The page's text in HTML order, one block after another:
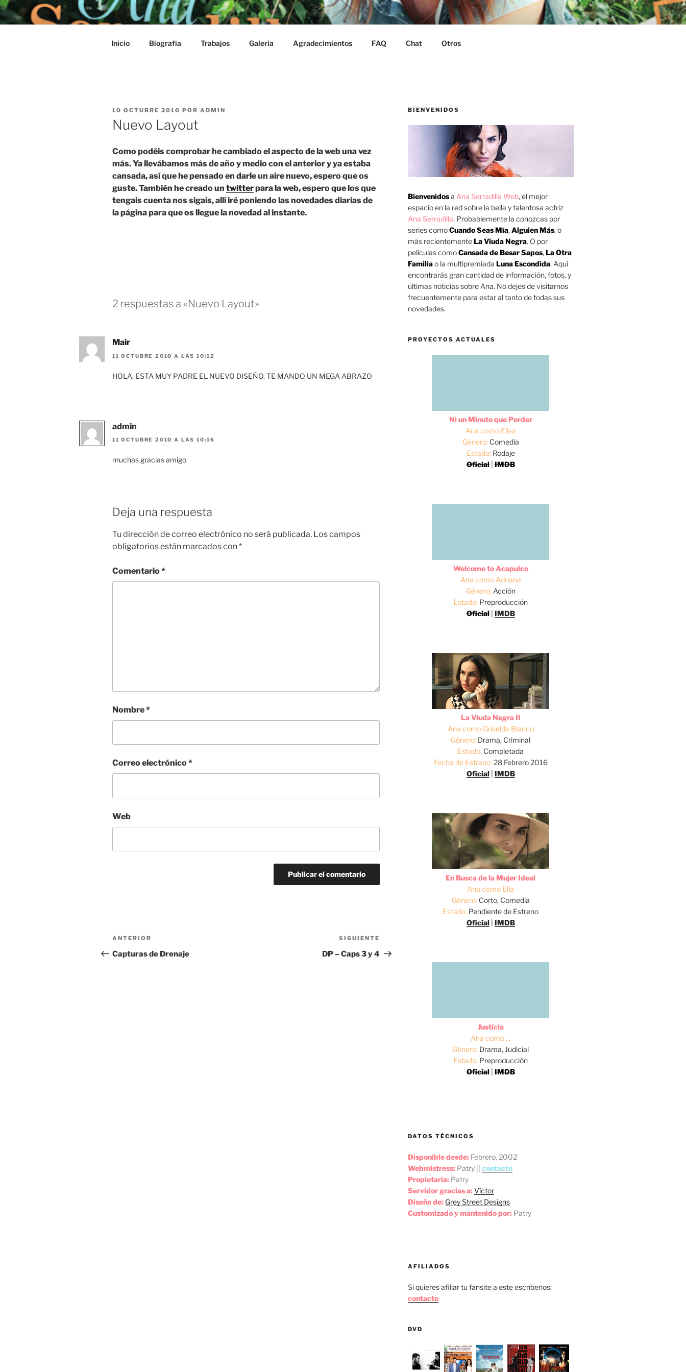
Saltar
al
Inicio Biografía Trabajos Galeria Agradecimientos FAQ Chat Otros
PUBLICADO
EL
10 OCTUBRE 2010 POR ADMIN
Nuevo Layout
Como podéis comprobar he cambiado el aspecto de la web una vez
más. Ya llevábamos más de año y medio con el anterior y ya estaba
cansada, así que he pensado en darle un aire nuevo, espero que os
guste. También he creado un twitterpara la web, espero que los que
tengais cuenta nos sigais, allí iré poniendo las novedades diarias de
la página para que os llegue la novedad al instante.
2 respuestas a «Nuevo Layout»
Mair
11 OCTUBRE 2010 A LAS 10:12
HOLA. ESTA MUY PADRE EL NUEVO DISEÑO. TE MANDO UN MEGA ABRAZO
admin
11 OCTUBRE 2010 A LAS 10:16
muchas gracias amigo
Deja una respuesta
Tu dirección de correo electrónico no será publicada. Los campos
obligatorios están marcados con*
Comentario*
Nombre*
Correo electrónico*
Web
Navegación
de
Entrada
anterior:
ANTERIOR
Capturas de Drenaje
entrada
SIGUIENTE
DP – Caps 3 y 4
BIENVENIDOS
Bienvenidosa Ana Serradilla Web, el mejor
espacio en la red sobre la bella y talentosa actriz
Ana Serradilla. Probablemente la conozcas por
series comoCuando Seas Mía,Alguien Más, o
más recientementeLa Viuda Negra. O por
películas comoCansada de Besar Sapos,La Otra
Familiao la multipremiada Luna Escondida. Aquí
encontrarás gran cantidad de información, fotos, y
últimas noticias sobre Ana. No dejes de visitarnos
frecuentemente para estar al tanto de todas sus
novedades.
PROYECTOS ACTUALES
Ni un Minuto que Perder
Ana como Elisa
Género:Comedia
Estado:Rodaje
Oficial|IMDB
Welcome to Acapulco
Ana como Adriana
Género:Acción
Estado: Preproducción
Oficial| IMDB
La Viuda Negra II
Ana como Griselda Blanco
Género: Drama, Criminal
Estado: Completada
Fecha de Estreno:28 Febrero 2016
Oficial| IMDB
En Busca de la Mujer Ideal
Ana como Ella
Género:Corto, Comedia
Estado: Pendiente de Estreno
Oficial| IMDB
Justicia
Ana como ...
Género: Drama, Judicial
Estado: Preproducción
Oficial|IMDB
DATOS TÉCNICOS
Disponible desde: Febrero, 2002
Webmistress: Patry || contacto
Propietaria: Patry
Servidor gracias a: Víctor
Diseño de: Grey Street Designs
Customizado y mantenido por: Patry
AFILIADOS
Si quieres afiliar tu fansite a este escríbenos:
contacto
DVD